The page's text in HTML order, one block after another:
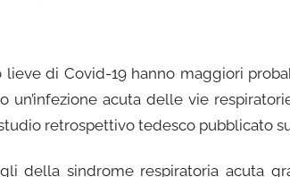
lieve di Covid-19 hanno maggiori
un’infezione acuta delle vie
retrospettivo tedesco pubblicato
della sindrome respiratoria acuta